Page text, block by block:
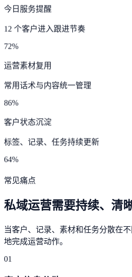
今日服务提醒
12 个客户进入跟进节奏
72%
运营素材复用
常用话术与内容统一管理
86%
客户状态沉淀
标签、记录、任务持续更新
64%
常见痛点
私域运营需要持续、清
当客户、记录、素材和任务分散在
地完成运营动作。
01